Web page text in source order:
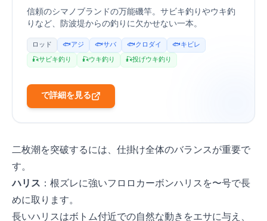
信頼のシマノブランドの万能磯竿。サビキ釣りやウキ釣
りなど、防波堤からの釣りに欠かせない一本。
ロッド 🐟 アジ 🐟 サバ 🐟 クロダイ 🐟 キビレ
🎣 サビキ釣り 🎣 ウキ釣り 🎣 投げウキ釣り
Amazonで詳細を見る
二枚潮を突破するには、仕掛け全体のバランスが重要で
す。
ハリス ：根ズレに強いフロロカーボンハリスを1.5〜2号で長
めに取ります。
長いハリスはボトム付近での自然な動きをエサに与え、